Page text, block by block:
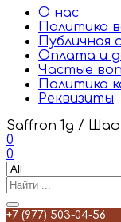
О нас
Политика
Публичная
Оплата и
Частые
Политика
Реквизиты
Saffron 1g /
0
0
+7 (977) 503-04-56